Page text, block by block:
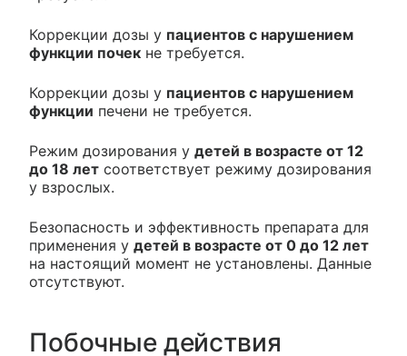
Коррекции дозы у пациентов с нарушением
функции почек не требуется.
Коррекции дозы у пациентов с нарушением
функции печени не требуется.
Режим дозирования у детей в возрасте от 12
до 18 лет соответствует режиму дозирования
у взрослых.
Безопасность и эффективность препарата для
применения у детей в возрасте от 0 до 12 лет
на настоящий момент не установлены. Данные
отсутствуют.
Побочные действия